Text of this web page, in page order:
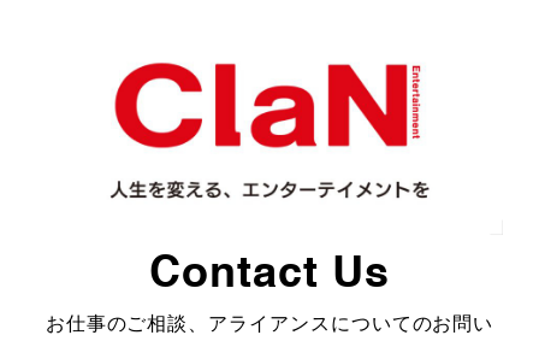
Contact Us
お仕事のご相談、アライアンスについてのお問い